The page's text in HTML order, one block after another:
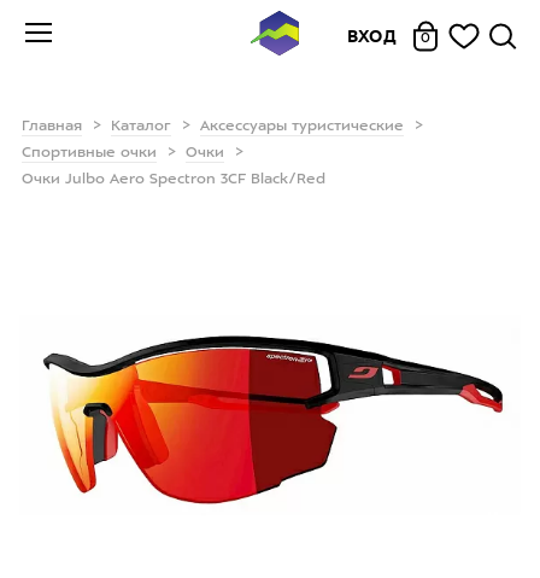
ВХОД 0
Главная Каталог
Аксессуары туристические
Спортивные очки
Очки
Очки Julbo Aero Spectron 3CF Black/Red